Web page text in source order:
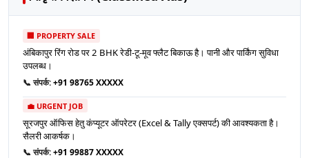
🏢 PROPERTY SALE
अंबिकापुर रिंग रोड पर 2 BHK रेडी-टू-मूव फ्लैट बिकाऊ है। पानी और पार्किंग सुविधा
उपलब्ध।
📞 संपर्क:+91 98765 XXXXX
💼 URGENT JOB
सूरजपुर ऑफिस हेतु कंप्यूटर ऑपरेटर (Excel & Tally एक्सपर्ट) की आवश्यकता है।
सैलरी आकर्षक।
📞 संपर्क:+91 99887 XXXXX